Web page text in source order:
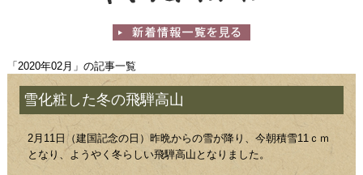
「2020年02月」の記事一覧
雪化粧した冬の飛騨高山
2月11日（建国記念の日）昨晩からの雪が降り、今朝積雪11ｃｍ
となり、ようやく冬らしい飛騨高山となりました。